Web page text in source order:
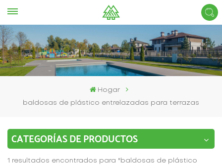
Hogar
baldosas de plástico entrelazadas para terrazas
CATEGORÍAS DE PRODUCTOS
1 resultados encontrados para "baldosas de plástico